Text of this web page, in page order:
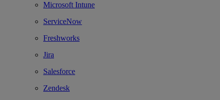
Microsoft Intune
ServiceNow
Freshworks
Jira
Salesforce
Zendesk